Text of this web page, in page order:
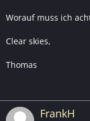
Worauf muss ich
Clear skies,
Thomas
FrankH